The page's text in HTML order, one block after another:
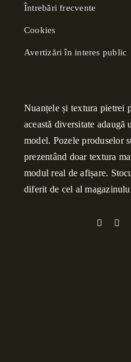
Întrebări frecvente
Cookies
Avertizări în interes public
Nuanțele și textura pietrei
această diversitate
model. Pozele produselor
prezentând doar textura
modul real de afișare.
diferit de cel al